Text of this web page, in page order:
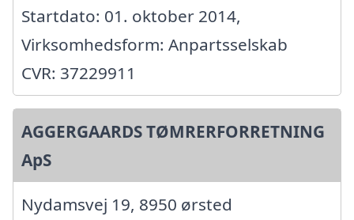
Startdato: 01. oktober 2014,
Virksomhedsform: Anpartsselskab
CVR: 37229911
AGGERGAARDS TØMRERFORRETNING
ApS
Nydamsvej 19, 8950 ørsted